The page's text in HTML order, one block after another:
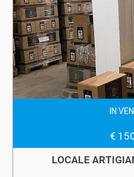
IN
€
LOCALE